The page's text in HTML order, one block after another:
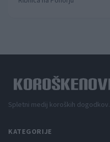
Spletni medij koroških dogodkov.
KATEGORIJE